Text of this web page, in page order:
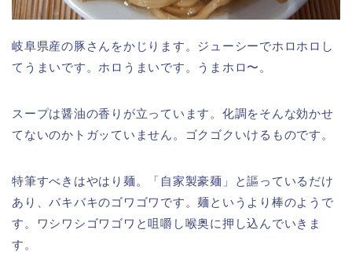
岐阜県産の豚さんをかじります。ジューシーでホロホロし
てうまいです。ホロうまいです。うまホロ〜。
スープは醤油の香りが立っています。化調をそんな効かせ
てないのかトガッていません。ゴクゴクいけるものです。
特筆すべきはやはり麺。「自家製豪麺」と謳っているだけ
あり、バキバキのゴワゴワです。麺というより棒のようで
す。ワシワシゴワゴワと咀嚼し喉奥に押し込んでいきま
す。